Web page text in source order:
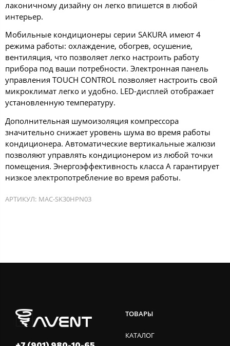
лаконичному дизайну он легко впишется в любой
интерьер.
Мобильные кондиционеры серии SAKURA имеют 4
режима работы: охлаждение, обогрев, осушение,
вентиляция, что позволяет легко настроить работу
прибора под ваши потребности. Электронная панель
управления TOUCH CONTROL позволяет настроить свой
микроклимат легко и удобно. LED-дисплей отображает
установленную температуру.
Дополнительная шумоизоляция компрессора
значительно снижает уровень шума во время работы
кондиционера. Автоматические вертикальные жалюзи
позволяют управлять кондиционером из любой точки
помещения. Энергоэффективность класса А гарантирует
низкое электропотребление во время работы.
АРТИКУЛ: MAC-SK30HPN03
ТОВАРЫ
КАТАЛОГ